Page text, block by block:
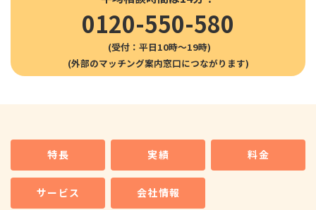
0120-550-580
(受付：平日10時〜19時)
特長 実績 料金
サービス 会社情報